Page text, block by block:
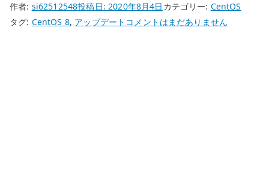
作者: si62512548投稿日:2020年8月4日 カテゴリー: CentOS
タグ: CentOS 8, アップデート CentOS
コメントはまだありません